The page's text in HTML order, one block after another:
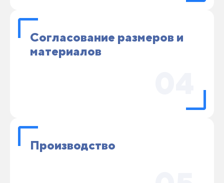
Согласование размеров и
материалов
Производство